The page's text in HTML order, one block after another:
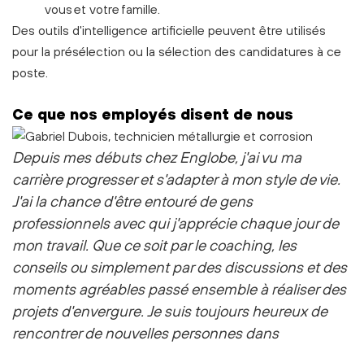
vous et votre famille.
Des outils d'intelligence artificielle peuvent être utilisés
pour la présélection ou la sélection des candidatures à ce
poste.
Ce que nos employés disent de nous
Depuis mes débuts chez Englobe, j'ai vu ma
carrière progresser et s'adapter à mon style de vie.
J'ai la chance d'être entouré de gens
professionnels avec qui j'apprécie chaque jour de
mon travail. Que ce soit par le coaching, les
conseils ou simplement par des discussions et des
moments agréables passé ensemble à réaliser des
projets d'envergure. Je suis toujours heureux de
rencontrer de nouvelles personnes dans